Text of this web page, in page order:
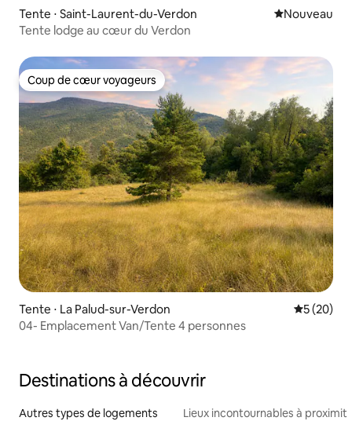
Tente ⋅ Saint-Laurent-du-Verdon Nouvel
Nouveau
Tente lodge au cœur du Verdon
Coup de cœur voyageurs
Coup de cœur voyageurs
Tente ⋅ La Palud-sur-Verdon
5 (20)
04- Emplacement Van/Tente 4 personnes
Destinations à découvrir
Autres types de logements Lieux incontournables à